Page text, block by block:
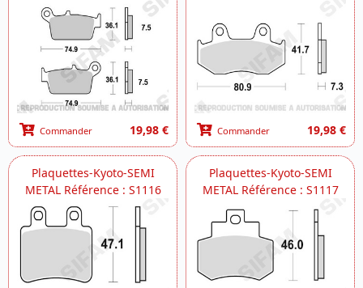
Commander 19,98 € Commander 19,98 €
Plaquettes-Kyoto-SEMI
METAL Référence : S1116
Plaquettes-Kyoto-SEMI
METAL Référence : S1117